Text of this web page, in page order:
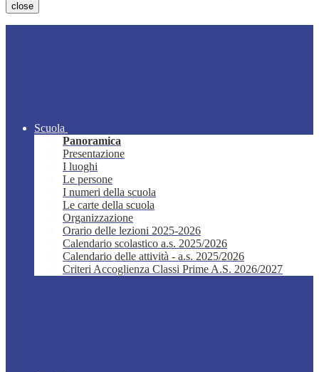
close
Scuola
Panoramica
Presentazione
I luoghi
Le persone
I numeri della scuola
Le carte della scuola
Organizzazione
Orario delle lezioni 2025-2026
Calendario scolastico a.s. 2025/2026
Calendario delle attività - a.s. 2025/2026
Criteri Accoglienza Classi Prime A.S. 2026/2027